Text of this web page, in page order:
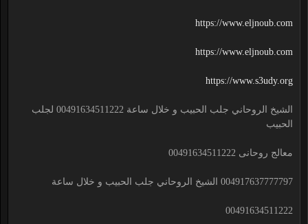
https://www.eljnoub.com
https://www.eljnoub.com
https://www.s3udy.org
الشيخ الروحاني جلب الحبيب و خلال ساعة 00491634511222 لجلب
الحبيب
معالج روحانى 00491634511222
004917637777797 الشيخ الروحاني جلب الحبيب و خلال ساعة
00491634511222